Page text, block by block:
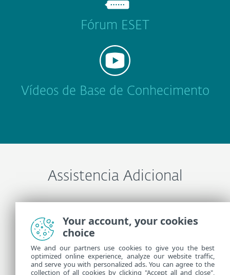
Fórum ESET
Vídeos de Base de Conhecimento
Assistencia Adicional
Entre em contato com o Suporte técnico ESET
Mais informações
Your account, your cookies
choice
We and our partners use cookies to give you the best
optimized online experience, analyze our website traffic,
and serve you with personalized ads. You can agree to the
collection of all cookies by clicking "Accept all and close",